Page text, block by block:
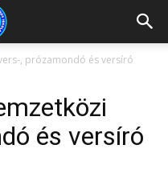
, prózamondó és versíró
és versíró